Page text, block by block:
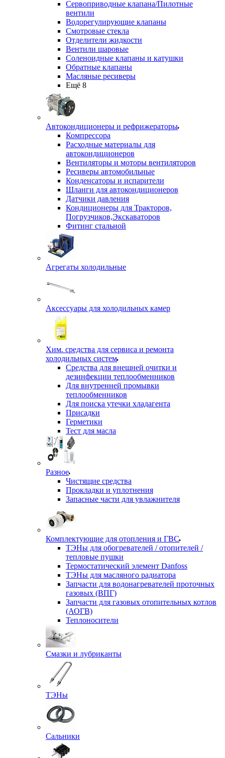
Сервоприводные клапана/Пилотные
вентили
Водорегулирующие клапаны
Смотровые стекла
Отделители жидкости
Вентили шаровые
Соленоидные клапаны и катушки
Обратные клапаны
Масляные ресиверы
Ещё 8
Автокондиционеры и рефрижераторы
Компрессора
Расходные материалы для
автокондиционеров
Вентиляторы и моторы вентиляторов
Ресиверы автомобильные
Конденсаторы и испарители
Шланги для автокондиционеров
Датчики давления
Кондиционеры для Тракторов,
Погрузчиков,Экскаваторов
Фитинг стальной
Агрегаты холодильные
Аксессуары для холодильных камер
Хим. средства для сервиса и ремонта
холодильных систем
Средства для внешней очитки и
дезинфекции теплообменников
Для внутренней промывки
теплообменников
Для поиска утечки хладагента
Присадки
Герметики
Тест для масла
Разное
Чистящие средства
Прокладки и уплотнения
Запасные части для увлажнителя
Комплектующие для отопления и ГВС
ТЭНы для обогревателей / отопителей /
тепловые пушки
Термостатический элемент Danfoss
ТЭНы для масляного радиатора
Запчасти для водонагревателей проточных
газовых (ВПГ)
Запчасти для газовых отопительных котлов
(АОГВ)
Теплоносители
Смазки и лубриканты
ТЭНы
Сальники